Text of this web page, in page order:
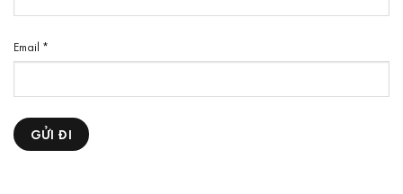
Email *